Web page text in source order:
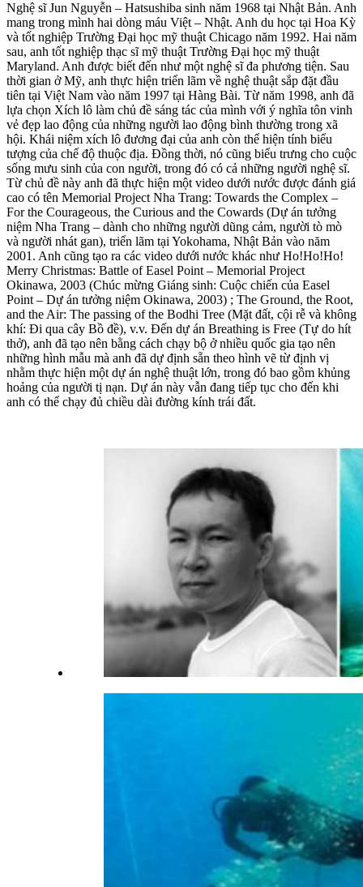
Nghệ sĩ Jun Nguyễn – Hatsushiba sinh năm 1968 tại Nhật Bản. Anh
mang trong mình hai dòng máu Việt – Nhật. Anh du học tại Hoa Kỳ
và tốt nghiệp Trường Đại học mỹ thuật Chicago năm 1992. Hai năm
sau, anh tốt nghiệp thạc sĩ mỹ thuật Trường Đại học mỹ thuật
Maryland. Anh được biết đến như một nghệ sĩ đa phương tiện. Sau
thời gian ở Mỹ, anh thực hiện triển lãm về nghệ thuật sắp đặt đầu
tiên tại Việt Nam vào năm 1997 tại Hàng Bài. Từ năm 1998, anh đã
lựa chọn Xích lô làm chủ đề sáng tác của mình với ý nghĩa tôn vinh
vẻ đẹp lao động của những người lao động bình thường trong xã
hội. Khái niệm xích lô đương đại của anh còn thể hiện tính biểu
tượng của chế độ thuộc địa. Đồng thời, nó cũng biểu trưng cho cuộc
sống mưu sinh của con người, trong đó có cả những người nghệ sĩ.
Từ chủ đề này anh đã thực hiện một video dưới nước được đánh giá
cao có tên Memorial Project Nha Trang: Towards the Complex –
For the Courageous, the Curious and the Cowards (Dự án tưởng
niệm Nha Trang – dành cho những người dũng cảm, người tò mò
và người nhát gan), triển lãm tại Yokohama, Nhật Bản vào năm
2001. Anh cũng tạo ra các video dưới nước khác như Ho!Ho!Ho!
Merry Christmas: Battle of Easel Point – Memorial Project
Okinawa, 2003 (Chúc mừng Giáng sinh: Cuộc chiến của Easel
Point – Dự án tưởng niệm Okinawa, 2003) ; The Ground, the Root,
and the Air: The passing of the Bodhi Tree (Mặt đất, cội rễ và không
khí: Đi qua cây Bồ đề), v.v. Đến dự án Breathing is Free (Tự do hít
thở), anh đã tạo nên bằng cách chạy bộ ở nhiều quốc gia tạo nên
những hình mẫu mà anh đã dự định sẵn theo hình vẽ từ định vị
nhằm thực hiện một dự án nghệ thuật lớn, trong đó bao gồm khủng
hoảng của người tị nạn. Dự án này vẫn đang tiếp tục cho đến khi
anh có thể chạy đủ chiều dài đường kính trái đất.